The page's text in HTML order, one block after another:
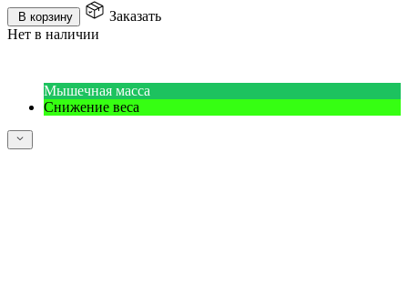
В корзину
Заказать
Нет в наличии
Мышечная масса
Снижение веса